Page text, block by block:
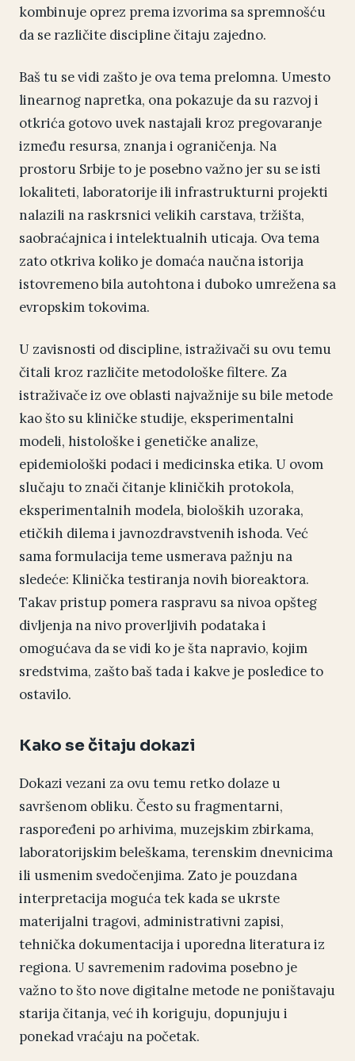
kombinuje oprez prema izvorima sa spremnošću
da se različite discipline čitaju zajedno.
Baš tu se vidi zašto je ova tema prelomna. Umesto
linearnog napretka, ona pokazuje da su razvoj i
otkrića gotovo uvek nastajali kroz pregovaranje
između resursa, znanja i ograničenja. Na
prostoru Srbije to je posebno važno jer su se isti
lokaliteti, laboratorije ili infrastrukturni projekti
nalazili na raskrsnici velikih carstava, tržišta,
saobraćajnica i intelektualnih uticaja. Ova tema
zato otkriva koliko je domaća naučna istorija
istovremeno bila autohtona i duboko umrežena sa
evropskim tokovima.
U zavisnosti od discipline, istraživači su ovu temu
čitali kroz različite metodološke filtere. Za
istraživače iz ove oblasti najvažnije su bile metode
kao što su kliničke studije, eksperimentalni
modeli, histološke i genetičke analize,
epidemiološki podaci i medicinska etika. U ovom
slučaju to znači čitanje kliničkih protokola,
eksperimentalnih modela, bioloških uzoraka,
etičkih dilema i javnozdravstvenih ishoda. Već
sama formulacija teme usmerava pažnju na
sledeće: Klinička testiranja novih bioreaktora.
Takav pristup pomera raspravu sa nivoa opšteg
divljenja na nivo proverljivih podataka i
omogućava da se vidi ko je šta napravio, kojim
sredstvima, zašto baš tada i kakve je posledice to
ostavilo.
Kako se čitaju dokazi
Dokazi vezani za ovu temu retko dolaze u
savršenom obliku. Često su fragmentarni,
raspoređeni po arhivima, muzejskim zbirkama,
laboratorijskim beleškama, terenskim dnevnicima
ili usmenim svedočenjima. Zato je pouzdana
interpretacija moguća tek kada se ukrste
materijalni tragovi, administrativni zapisi,
tehnička dokumentacija i uporedna literatura iz
regiona. U savremenim radovima posebno je
važno to što nove digitalne metode ne poništavaju
starija čitanja, već ih koriguju, dopunjuju i
ponekad vraćaju na početak.